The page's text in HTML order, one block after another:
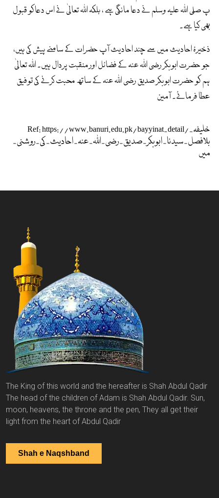
پ صلی اللہ علیہ وسلم نے دعا مانگی ہے ، بلکہ اللہ تعالیٰ نے اس دعاکو قبول
بھی کیا ہے۔
ذخیرۂ احادیث میں سے چند احادیث آپ حضرات کے سامنے پیش کی ہیں،
جو حضرت ابوبکر رضی اللہ عنہ کے فضائل اور منقبت پردال ہیں۔ اللہ تعالیٰ
ہم کو حضرت ابوبکر صدیق رضی اللہ عنہ کے ساتھ محبت کرنے کی توفیق
عطا فرمائے۔ آمین
Ref: https://www.banuri.edu.pk/bayyinat-detail/خلیفہ-
بلافصل-سیدنا-ابوبکر-صدیق-رضی-اللہ-عنہ-احادیث-کی-روشنی-
میں
The King of this world and the hereafter is Shah Abdul Qadir
The head of the children of Adam is Shah Abdul Qadir. Sun,
moon, heavens, the throne and the pen, They all get their
light from the heart of Abdul Qadir
Shah e Naqshband